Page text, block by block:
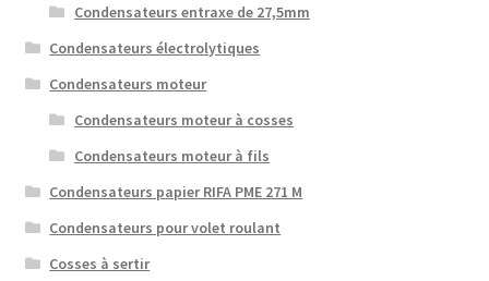
Condensateurs entraxe de 27,5mm
Condensateurs électrolytiques
Condensateurs moteur
Condensateurs moteur à cosses
Condensateurs moteur à fils
Condensateurs papier RIFA PME 271 M
Condensateurs pour volet roulant
Cosses à sertir